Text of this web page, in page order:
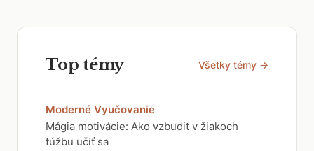
Top témy Všetky témy →
Moderné Vyučovanie
Mágia motivácie: Ako vzbudiť v žiakoch
túžbu učiť sa